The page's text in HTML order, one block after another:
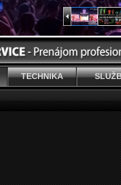
TECHNIKA